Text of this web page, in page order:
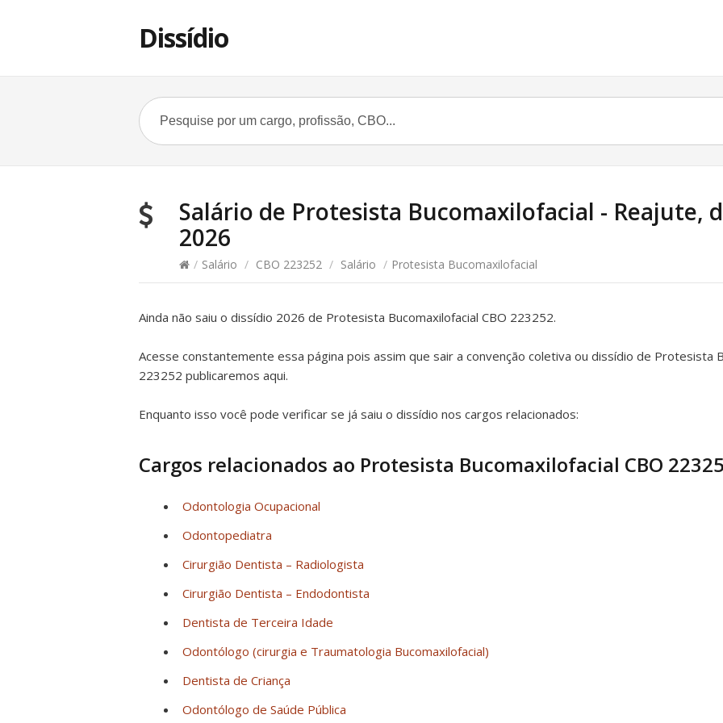
Dissídio
Salário de Protesista Bucomaxilofacial - Reajute,
2026
/ Salário / CBO 223252 / Salário / Protesista Bucomaxilofacial
Ainda não saiu o dissídio 2026 de Protesista Bucomaxilofacial CBO 223252.
Acesse constantemente essa página pois assim que sair a convenção coletiva ou dissídio de Protesista
223252 publicaremos aqui.
Enquanto isso você pode verificar se já saiu o dissídio nos cargos relacionados:
Cargos relacionados ao Protesista Bucomaxilofacial CBO
Odontologia Ocupacional
Odontopediatra
Cirurgião Dentista – Radiologista
Cirurgião Dentista – Endodontista
Dentista de Terceira Idade
Odontólogo (cirurgia e Traumatologia Bucomaxilofacial)
Dentista de Criança
Odontólogo de Saúde Pública